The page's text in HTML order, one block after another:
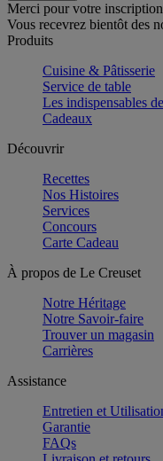
Merci pour votre
Vous recevrez bientôt des
Produits
Cuisine & Pâtisserie
Service de table
Les indispensables
Cadeaux
Découvrir
Recettes
Nos Histoires
Services
Concours
Carte Cadeau
À propos de Le Creuset
Notre Héritage
Notre Savoir-faire
Trouver un magasin
Carrières
Assistance
Entretien et
Garantie
FAQs